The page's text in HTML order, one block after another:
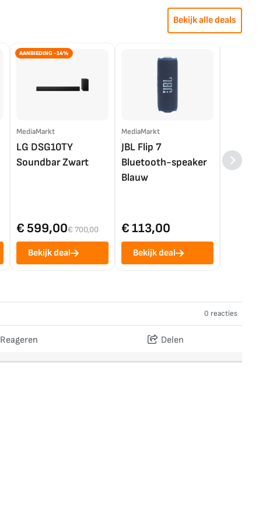
Bekijk alle deals
AANBIEDING -14%
MediaMarkt
LG DSG10TY
Soundbar Zwart
€ 599,00€ 700,00
Bekijk deal
MediaMarkt
JBL Flip 7
Bluetooth-speaker
Blauw
€ 113,00
Bekijk deal
4K TV (2025)
0 reacties
Reageren Delen